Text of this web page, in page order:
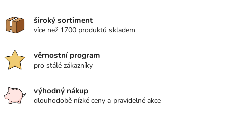
široký sortiment
více než 1700 produktů skladem
věrnostní program
pro stálé zákazníky
výhodný nákup
dlouhodobě nízké ceny a pravidelné akce